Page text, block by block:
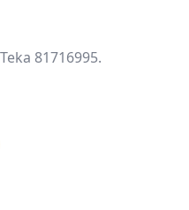
81716995.